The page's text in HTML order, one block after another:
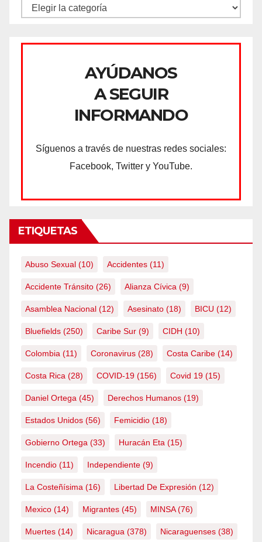
CATEGORÍAS
AYÚDANOS
A SEGUIR
INFORMANDO
Síguenos a través de nuestras redes sociales:
Facebook, Twitter y YouTube.
ETIQUETAS
Abuso Sexual (10) Accidentes (11)
Accidente Tránsito (26) Alianza Cívica (9)
Asamblea Nacional (12) Asesinato (18) BICU (12)
Bluefields (250) Caribe Sur (9) CIDH (10)
Colombia (11) Coronavirus (28) Costa Caribe (14)
Costa Rica (28) COVID-19 (156) Covid 19 (15)
Daniel Ortega (45) Derechos Humanos (19)
Estados Unidos (56) Femicidio (18)
Gobierno Ortega (33) Huracán Eta (15)
Incendio (11) Independiente (9)
La Costeñísima (16) Libertad De Expresión (12)
Mexico (14) Migrantes (45) MINSA(76)
Muertes (14) Nicaragua (378) Nicaraguenses (38)